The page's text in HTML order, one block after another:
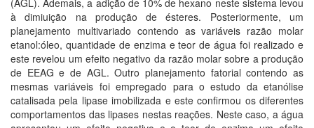
(AGL). Ademais, a adição de 10% de hexano neste sistema levou
à dimiuição na produção de ésteres. Posteriormente, um
planejamento multivariado contendo as variáveis razão molar
etanol:óleo, quantidade de enzima e teor de água foi realizado e
este revelou um efeito negativo da razão molar sobre a produção
de EEAG e de AGL. Outro planejamento fatorial contendo as
mesmas variáveis foi empregado para o estudo da etanólise
catalisada pela lipase imobilizada e este confirmou os diferentes
comportamentos das lipases nestas reações. Neste caso, a água